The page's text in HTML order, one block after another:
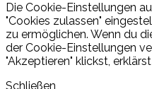
Die Cookie-Einstellungen
"Cookies zulassen"
zu ermöglichen. Wenn du
der Cookie-Einstellungen
"Akzeptieren" klickst,
Schließen